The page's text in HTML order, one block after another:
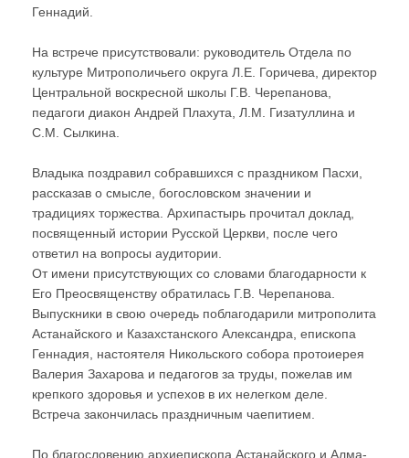
Геннадий.
На встрече присутствовали: руководитель Отдела по
культуре Митрополичьего округа Л.Е. Горичева, директор
Центральной воскресной школы Г.В. Черепанова,
педагоги диакон Андрей Плахута, Л.М. Гизатуллина и
С.М. Сылкина.
Владыка поздравил собравшихся с праздником Пасхи,
рассказав о смысле, богословском значении и
традициях торжества. Архипастырь прочитал доклад,
посвященный истории Русской Церкви, после чего
ответил на вопросы аудитории.
От имени присутствующих со словами благодарности к
Его Преосвященству обратилась Г.В. Черепанова.
Выпускники в свою очередь поблагодарили митрополита
Астанайского и Казахстанского Александра, епископа
Геннадия, настоятеля Никольского собора протоиерея
Валерия Захарова и педагогов за труды, пожелав им
крепкого здоровья и успехов в их нелегком деле.
Встреча закончилась праздничным чаепитием.
По благословению архиепископа Астанайского и Алма-